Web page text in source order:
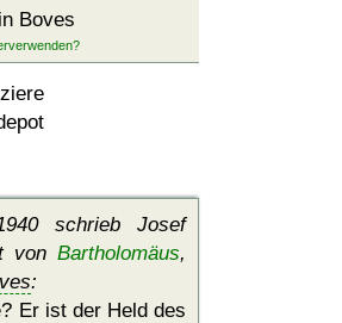
Boves
schrieb Josef
von Bartholomäus,
:
Er ist der Held des